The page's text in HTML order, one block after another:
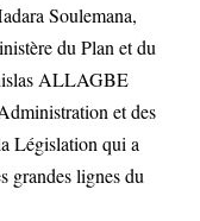
Soulemana,
du Plan et du
ALLAGBE
et des
Législation qui a
grandes lignes du